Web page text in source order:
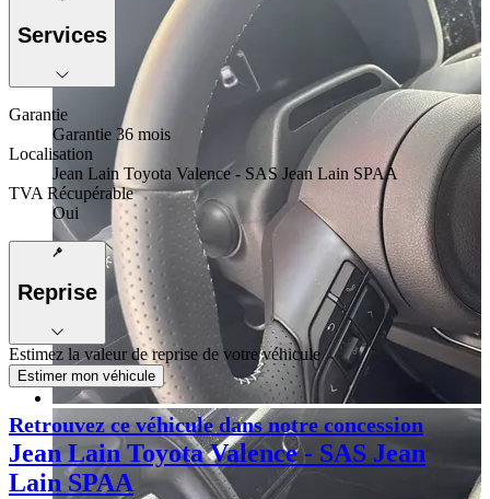
Services
Garantie
Garantie 36 mois
Localisation
Jean Lain Toyota Valence - SAS Jean Lain SPAA
TVA Récupérable
Oui
Reprise
Estimez la valeur de reprise de votre véhicule
Estimer mon véhicule
Retrouvez ce véhicule dans notre concession
Jean Lain Toyota Valence - SAS Jean
Lain SPAA